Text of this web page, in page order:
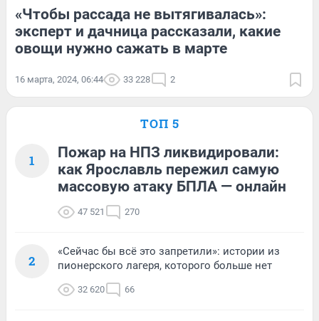
«Чтобы рассада не вытягивалась»:
эксперт и дачница рассказали, какие
овощи нужно сажать в марте
16 марта, 2024, 06:44 33 228 2
ТОП 5
1
Пожар на НПЗ ликвидировали:
как Ярославль пережил самую
массовую атаку БПЛА — онлайн
47 521 270
2
«Сейчас бы всё это запретили»: истории из
пионерского лагеря, которого больше нет
32 620 66